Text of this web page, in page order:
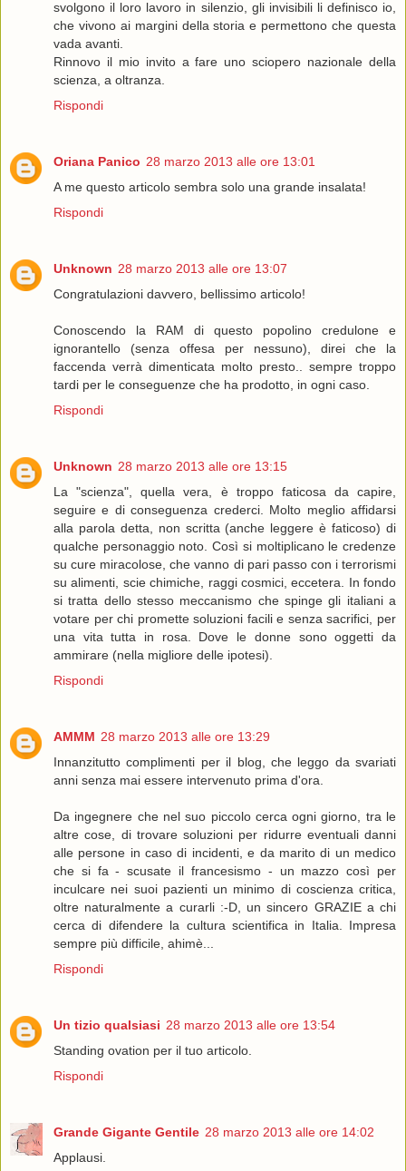
svolgono il loro lavoro in silenzio, gli invisibili li definisco io,
che vivono ai margini della storia e permettono che questa
vada avanti.
Rinnovo il mio invito a fare uno sciopero nazionale della
scienza, a oltranza.
Rispondi
Oriana Panico 28 marzo 2013 alle ore 13:01
A me questo articolo sembra solo una grande insalata!
Rispondi
Unknown 28 marzo 2013 alle ore 13:07
Congratulazioni davvero, bellissimo articolo!
Conoscendo la RAM di questo popolino credulone e
ignorantello (senza offesa per nessuno), direi che la
faccenda verrà dimenticata molto presto.. sempre troppo
tardi per le conseguenze che ha prodotto, in ogni caso.
Rispondi
Unknown 28 marzo 2013 alle ore 13:15
La "scienza", quella vera, è troppo faticosa da capire,
seguire e di conseguenza crederci. Molto meglio affidarsi
alla parola detta, non scritta (anche leggere è faticoso) di
qualche personaggio noto. Così si moltiplicano le credenze
su cure miracolose, che vanno di pari passo con i terrorismi
su alimenti, scie chimiche, raggi cosmici, eccetera. In fondo
si tratta dello stesso meccanismo che spinge gli italiani a
votare per chi promette soluzioni facili e senza sacrifici, per
una vita tutta in rosa. Dove le donne sono oggetti da
ammirare (nella migliore delle ipotesi).
Rispondi
AMMM 28 marzo 2013 alle ore 13:29
Innanzitutto complimenti per il blog, che leggo da svariati
anni senza mai essere intervenuto prima d'ora.
Da ingegnere che nel suo piccolo cerca ogni giorno, tra le
altre cose, di trovare soluzioni per ridurre eventuali danni
alle persone in caso di incidenti, e da marito di un medico
che si fa - scusate il francesismo - un mazzo così per
inculcare nei suoi pazienti un minimo di coscienza critica,
oltre naturalmente a curarli :-D, un sincero GRAZIE a chi
cerca di difendere la cultura scientifica in Italia. Impresa
sempre più difficile, ahimè...
Rispondi
Un tizio qualsiasi 28 marzo 2013 alle ore 13:54
Standing ovation per il tuo articolo.
Rispondi
Grande Gigante Gentile 28 marzo 2013 alle ore 14:02
Applausi.